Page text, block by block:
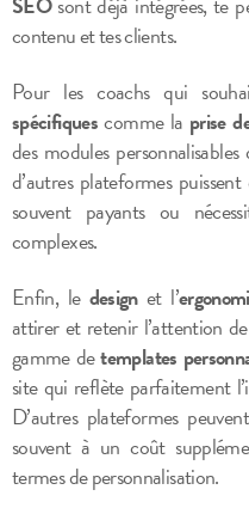
contenu et tes clients.
Pour les coachs qui
spécifiquescomme la prise
des modules
d’autres plateformes
souvent payants ou
complexes.
Enfin, le designet l’
attirer et retenir l’attention
gamme detemplates
site qui reflète parfaitement
D’autres plateformes
souvent à un coût
termes de personnalisation.